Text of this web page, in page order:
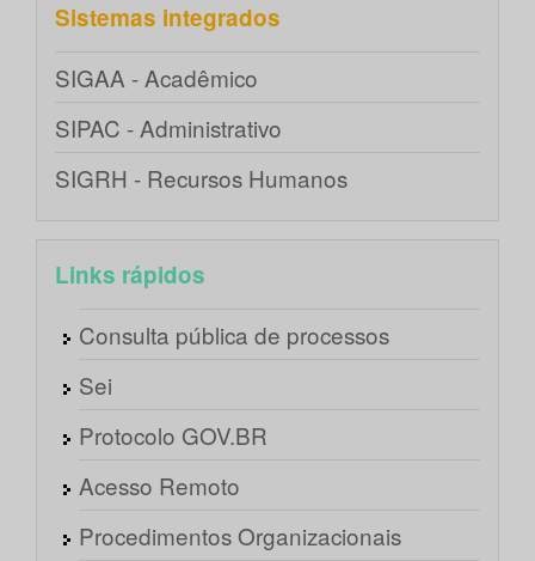
Sistemas integrados
SIGAA - Acadêmico
SIPAC - Administrativo
SIGRH - Recursos Humanos
Links rápidos
Consulta pública de processos
Sei
Protocolo GOV.BR
Acesso Remoto
Procedimentos Organizacionais